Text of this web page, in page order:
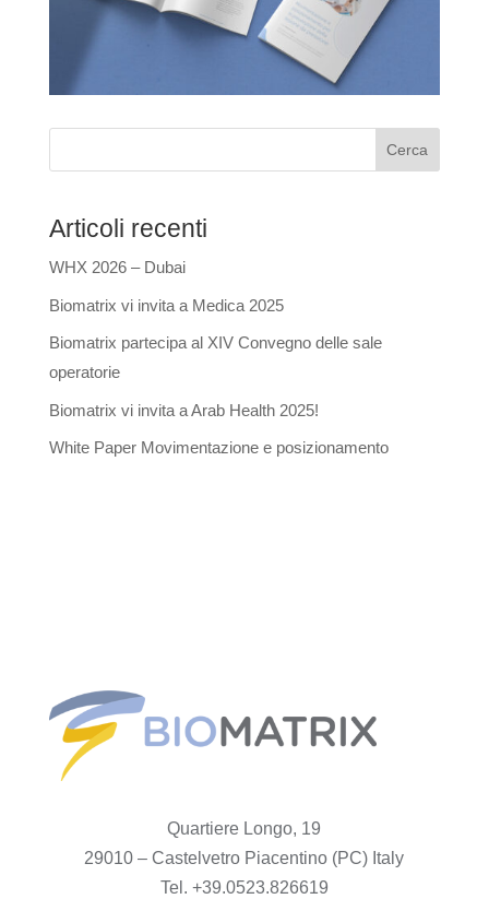
Cerca
Articoli recenti
WHX 2026 – Dubai
Biomatrix vi invita a Medica 2025
Biomatrix partecipa al XIV Convegno delle sale
operatorie
Biomatrix vi invita a Arab Health 2025!
White Paper Movimentazione e posizionamento
Quartiere Longo, 19
29010 – Castelvetro Piacentino (PC) Italy
Tel. +39.0523.826619